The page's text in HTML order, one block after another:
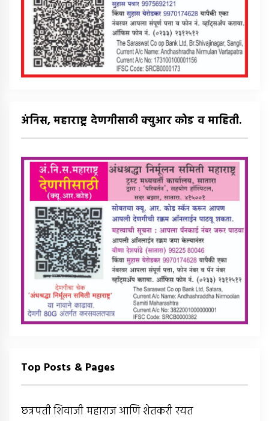
अंनिस, महाराष्ट्र देणगीसाठी क्युआर कोड व माहिती.
Top Posts & Pages
छत्रपती शिवाजी महाराज आणि शेतकरी रयत